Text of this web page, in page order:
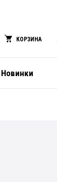
КОРЗИНА
Новинки